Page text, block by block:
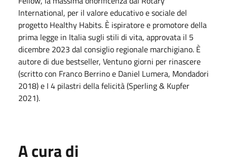
International, per il valore educativo e sociale del
progetto Healthy Habits. È ispiratore e promotore della
prima legge in Italia sugli stili di vita, approvata il 5
dicembre 2023 dal consiglio regionale marchigiano. È
autore di due bestseller, Ventuno giorni per rinascere
(scritto con Franco Berrino e Daniel Lumera, Mondadori
2018) e I 4 pilastri della felicità (Sperling & Kupfer
2021).
A cura di